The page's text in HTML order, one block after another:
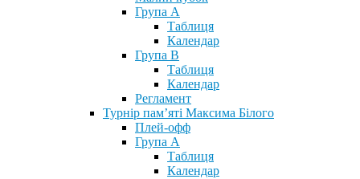
Група А
Таблиця
Календар
Група В
Таблиця
Календар
Регламент
Турнір пам’яті Максима Білого
Плей-офф
Група А
Таблиця
Календар